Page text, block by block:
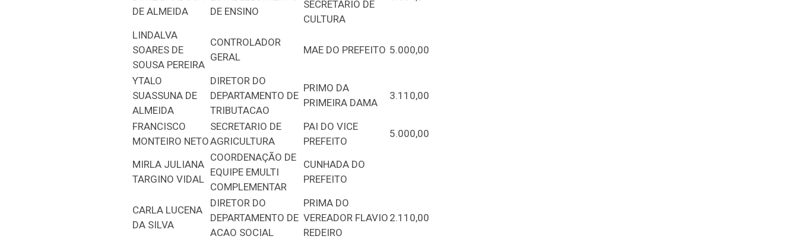
DE ALMEIDA
DE ENSINO
SECRETARIO DE
CULTURA
LINDALVA
SOARES DE
SOUSA PEREIRA
CONTROLADOR
GERAL
MAE DO PREFEITO 5.000,00
YTALO
SUASSUNA DE
ALMEIDA
DIRETOR DO
DEPARTAMENTO DE
TRIBUTACAO
PRIMO DA
PRIMEIRA DAMA
3.110,00
FRANCISCO
MONTEIRO NETO
SECRETARIO DE
AGRICULTURA
PAI DO VICE
PREFEITO
5.000,00
MIRLA JULIANA
TARGINO VIDAL
COORDENAÇÃO DE
EQUIPE EMULTI
COMPLEMENTAR
CUNHADA DO
PREFEITO
CARLA LUCENA
DA SILVA
DIRETOR DO
DEPARTAMENTO DE
ACAO SOCIAL
PRIMA DO
VEREADOR FLAVIO
REDEIRO
2.110,00